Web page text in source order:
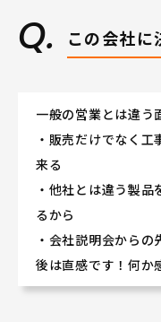
この会社に
一般の営業とは違う
・販売だけでなく
来る
・他社とは違う製
るから
・会社説明会から
後は直感です！何か